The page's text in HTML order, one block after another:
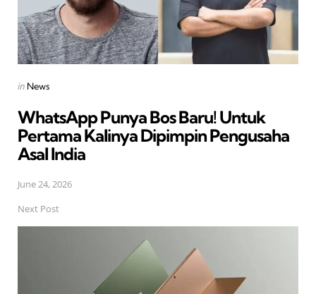
Posted
in News
WhatsApp Punya Bos Baru! Untuk
Pertama Kalinya Dipimpin Pengusaha
Asal India
June 24, 2026
Next Post